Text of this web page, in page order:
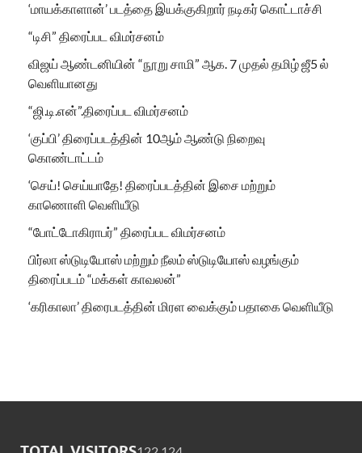
‘மாயக்காளான்’ படத்தை இயக்குகிறார் நடிகர் கொட்டாச்சி
“டிசி” திரைப்பட விமர்சனம்
விஜய் ஆண்டனியின் “நூறு சாமி” ஆக. 7 முதல் தமிழ் ஜீ5 ல்
வெளியானது
“ஜி.டி.என்”.திரைப்பட விமர்சனம்
‘குப்பி’ திரைப்படத்தின் 10ஆம் ஆண்டு நிறைவு
கொண்டாட்டம்
‘செய்! செய்யாதே! திரைப்படத்தின் இசை மற்றும்
காணொளி வெளியீடு
“போட்டோகிராபர்” திரைப்பட விமர்சனம்
பிர்லா ஸ்டுடியோஸ் மற்றும் நீலம் ஸ்டுடியோஸ் வழங்கும்
திரைப்படம் “மக்கள் காவலன்”
‘கரிகாலா’ திரைபடத்தின் மிரள வைக்கும் பதாகை வெளியீடு